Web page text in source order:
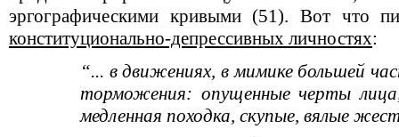
эргографическими кривыми (51). Вот что
конституционально-депрессивных личностях:
“... в движениях, в мимике большей
торможения: опущенные черты
медленная походка, скупые, вялые